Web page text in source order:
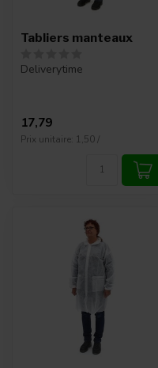
Tabliers manteaux
Deliverytime
17,79
Prix unitaire: 1,50 /